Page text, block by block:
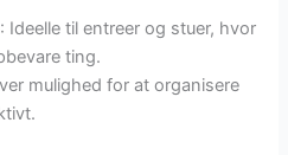
: Ideelle til entreer og stuer, hvor
ting.
mulighed for at organisere